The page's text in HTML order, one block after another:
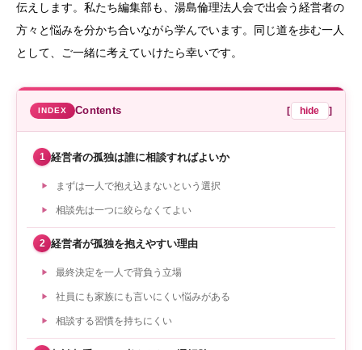
伝えします。私たち編集部も、湯島倫理法人会で出会う経営者の
方々と悩みを分かち合いながら学んでいます。同じ道を歩む一人
として、ご一緒に考えていけたら幸いです。
Contents [ hide ]
1 経営者の孤独は誰に相談すればよいか
まずは一人で抱え込まないという選択
相談先は一つに絞らなくてよい
2 経営者が孤独を抱えやすい理由
最終決定を一人で背負う立場
社員にも家族にも言いにくい悩みがある
相談する習慣を持ちにくい